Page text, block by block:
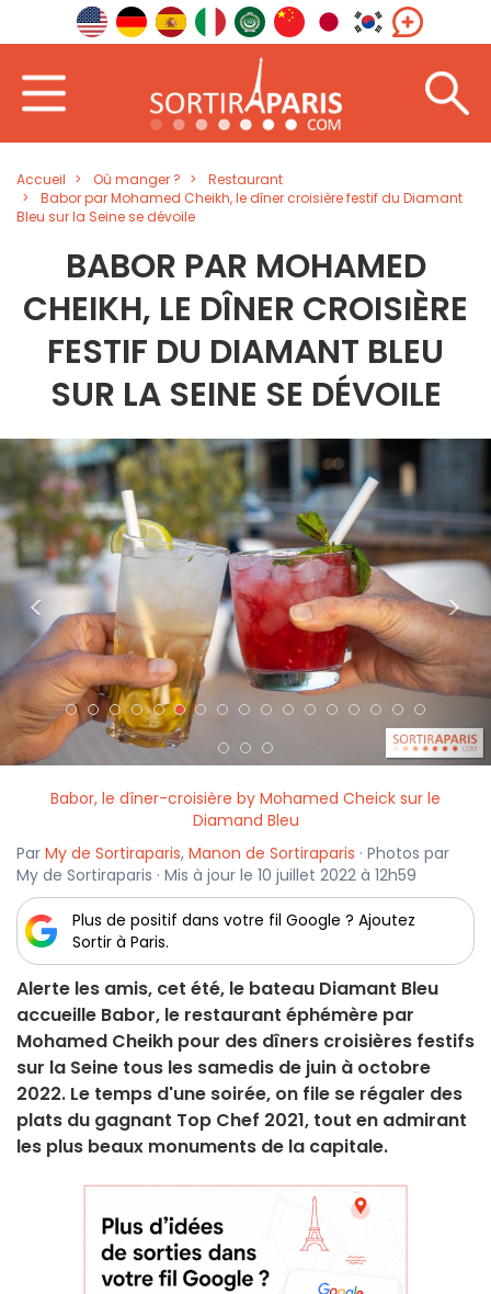
Accueil Où manger ?
Restaurant
Babor par Mohamed Cheikh, le dîner croisière festif du Diamant
Bleu sur la Seine se dévoile
BABOR PAR MOHAMED
CHEIKH, LE DÎNER CROISIÈRE
FESTIF DU DIAMANT BLEU
SUR LA SEINE SE DÉVOILE
< >
Babor, le dîner-croisière by Mohamed Cheick sur le
Diamand Bleu
Par My de Sortiraparis, Manon de Sortiraparis · Photos par
My de Sortiraparis · Mis à jour le 10 juillet 2022 à 12h59
Plus de positif dans votre fil Google ? Ajoutez
Sortir à Paris.
Alerte les amis, cet été, le bateau Diamant Bleu
accueille Babor, le restaurant éphémère par
Mohamed Cheikh pour des dîners croisières festifs
sur la Seine tous les samedis de juin à octobre
2022. Le temps d'une soirée, on file se régaler des
plats du gagnant Top Chef 2021, tout en admirant
les plus beaux monuments de la capitale.